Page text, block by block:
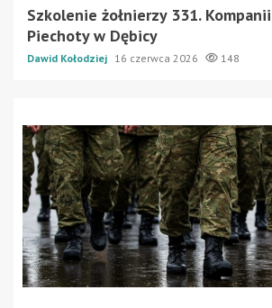
Szkolenie żołnierzy 331.
Piechoty w Dębicy
Dawid Kołodziej 16 czerwca 2026 148